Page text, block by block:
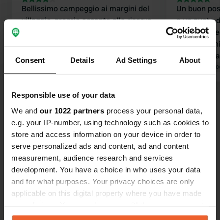
Consent Details Ad Settings About
Responsible use of your data
We and our 1022 partners process your personal data,
e.g. your IP-number, using technology such as cookies to
store and access information on your device in order to
serve personalized ads and content, ad and content
measurement, audience research and services
development. You have a choice in who uses your data
and for what purposes. Your privacy choices are only
applicable on this digital property where you have made
any time from the Cookie Declaration or by clicking on
Bellissimo campeggio ai margini del
villaggio, proprio accanto alla riserva
la città di Waren. Qui la sera regna
Un buon
e un punto di
un costo.
valutando
pagata
sui
diritto
noleggio
Tradotto da
Visualizza tutte le 31 recensioni
Sei stato qui?